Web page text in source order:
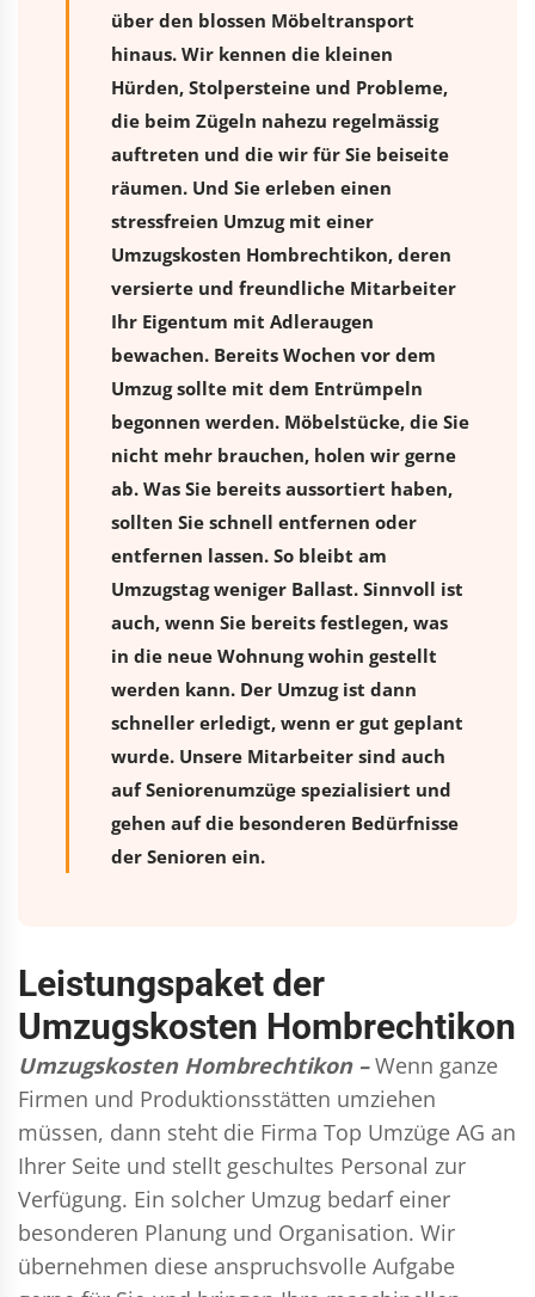
über den blossen Möbeltransport
hinaus. Wir kennen die kleinen
Hürden, Stolpersteine und Probleme,
die beim Zügeln nahezu regelmässig
auftreten und die wir für Sie beiseite
räumen. Und Sie erleben einen
stressfreien Umzugmit einer
Umzugskosten Hombrechtikon, deren
versierte und freundliche Mitarbeiter
Ihr Eigentum mit Adleraugen
bewachen. Bereits Wochen vor dem
Umzug sollte mit dem Entrümpeln
begonnen werden. Möbelstücke, die Sie
nicht mehr brauchen, holen wir gerne
ab. Was Sie bereits aussortiert haben,
sollten Sie schnell entfernen oder
entfernen lassen. So bleibt am
Umzugstag weniger Ballast. Sinnvoll ist
auch, wenn Sie bereits festlegen, was
in die neue Wohnung wohin gestellt
werden kann. Der Umzug ist dann
schneller erledigt, wenn er gut geplant
wurde. Unsere Mitarbeiter sind auch
auf Seniorenumzüge spezialisiert und
gehen auf die besonderen Bedürfnisse
der Senioren ein.
Leistungspaket der
Umzugskosten Hombrechtikon
Umzugskosten Hombrechtikon – Wenn ganze
Firmen und Produktionsstätten umziehen
müssen, dann steht die Firma Top Umzüge AG an
Ihrer Seite und stellt geschultes Personal zur
Verfügung. Ein solcher Umzug bedarf einer
besonderen Planung und Organisation. Wir
übernehmen diese anspruchsvolle Aufgabe